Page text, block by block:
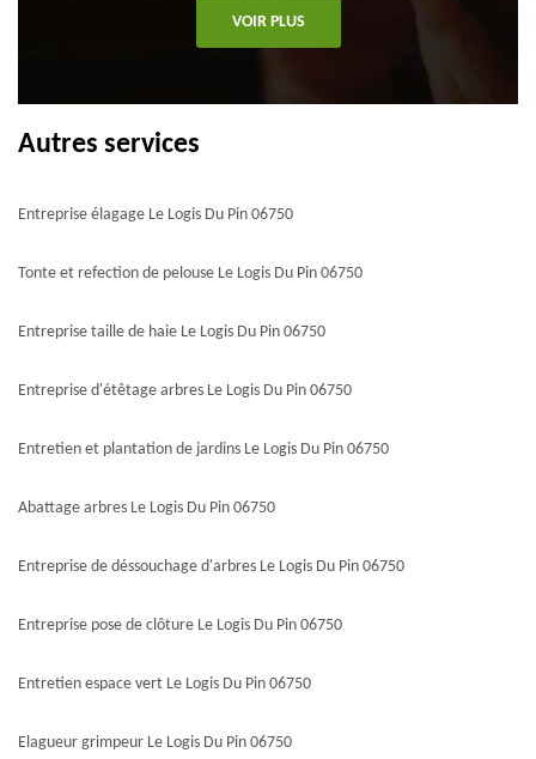
VOIR PLUS
Autres services
Entreprise élagage Le Logis Du Pin 06750
Tonte et refection de pelouse Le Logis Du Pin 06750
Entreprise taille de haie Le Logis Du Pin 06750
Entreprise d'étêtage arbres Le Logis Du Pin 06750
Entretien et plantation de jardins Le Logis Du Pin 06750
Abattage arbres Le Logis Du Pin 06750
Entreprise de déssouchage d'arbres Le Logis Du Pin 06750
Entreprise pose de clôture Le Logis Du Pin 06750
Entretien espace vert Le Logis Du Pin 06750
Elagueur grimpeur Le Logis Du Pin 06750